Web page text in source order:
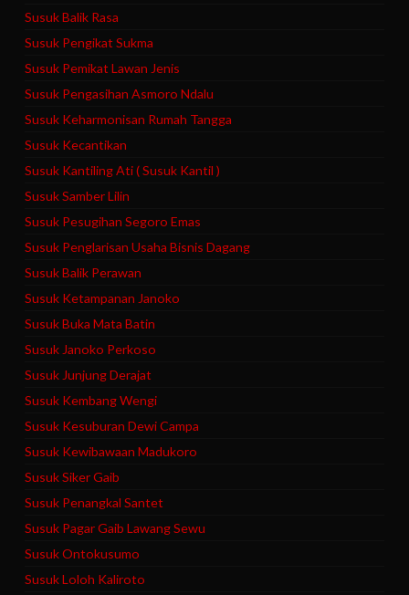
Susuk Balik Rasa
Susuk Pengikat Sukma
Susuk Pemikat Lawan Jenis
Susuk Pengasihan Asmoro Ndalu
Susuk Keharmonisan Rumah Tangga
Susuk Kecantikan
Susuk Kantiling Ati ( Susuk Kantil )
Susuk Samber Lilin
Susuk Pesugihan Segoro Emas
Susuk Penglarisan Usaha Bisnis Dagang
Susuk Balik Perawan
Susuk Ketampanan Janoko
Susuk Buka Mata Batin
Susuk Janoko Perkoso
Susuk Junjung Derajat
Susuk Kembang Wengi
Susuk Kesuburan Dewi Campa
Susuk Kewibawaan Madukoro
Susuk Siker Gaib
Susuk Penangkal Santet
Susuk Pagar Gaib Lawang Sewu
Susuk Ontokusumo
Susuk Loloh Kaliroto